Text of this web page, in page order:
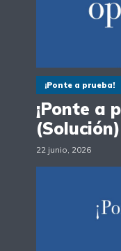
¡Ponte a prueba!
¡Ponte a
(Solución)
22 junio, 2026